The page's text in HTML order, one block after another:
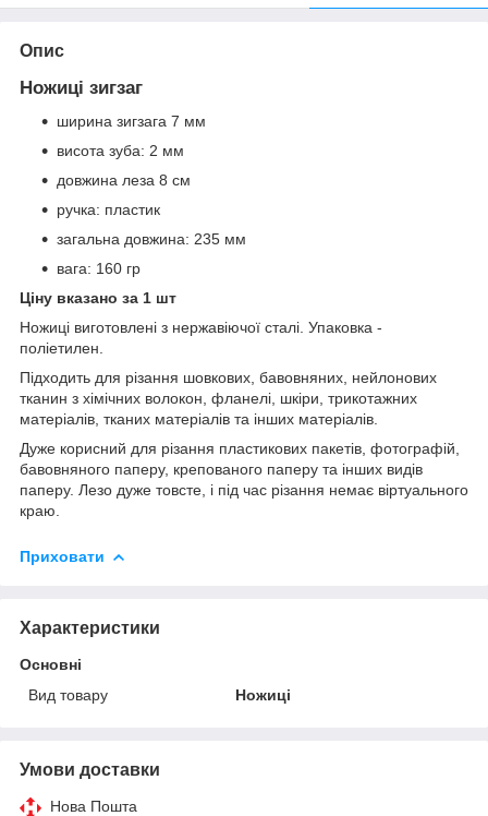
Опис
Ножиці зигзаг
ширина зигзага 7 мм
висота зуба: 2 мм
довжина леза 8 см
ручка: пластик
загальна довжина: 235 мм
вага: 160 гр
Ціну вказано за 1 шт
Ножиці виготовлені з нержавіючої сталі. Упаковка -
поліетилен.
Підходить для різання шовкових, бавовняних, нейлонових
тканин з хімічних волокон, фланелі, шкіри, трикотажних
матеріалів, тканих матеріалів та інших матеріалів.
Дуже корисний для різання пластикових пакетів, фотографій,
бавовняного паперу, крепованого паперу та інших видів
паперу. Лезо дуже товсте, і під час різання немає віртуального
краю.
Приховати
Характеристики
Основні
Вид товару
Ножиці
Умови доставки
Нова Пошта